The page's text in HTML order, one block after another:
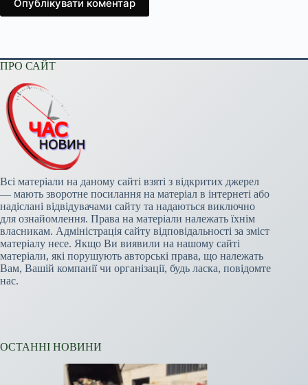
Опублікувати коментар
ПРО САЙТ
Всі матеріали на даному сайті взяті з відкритих джерел
— мають зворотне посилання на матеріал в інтернеті або
надіслані відвідувачами сайту та надаються виключно
для ознайомлення. Права на матеріали належать їхнім
власникам. Адміністрація сайту відповідальності за зміст
матеріалу несе. Якщо Ви виявили на нашому сайті
матеріали, які порушують авторські права, що належать
Вам, Вашій компанії чи організації, будь ласка, повідомте
нас.
ОСТАННІ НОВИНИ